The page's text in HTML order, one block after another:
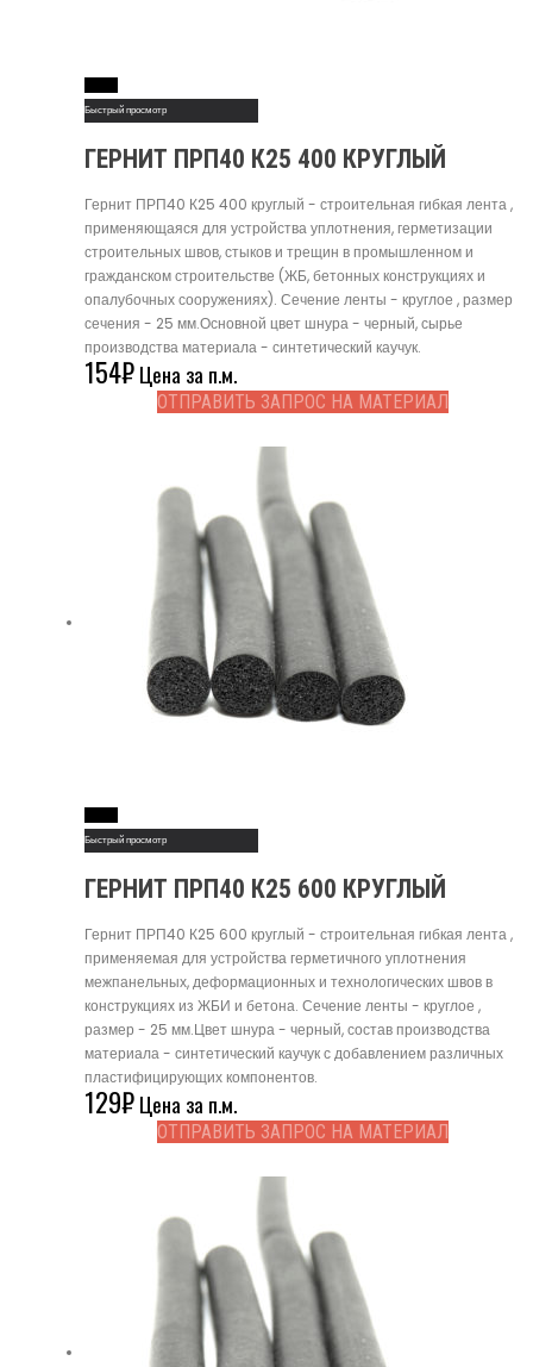
Быстрый просмотр
ГЕРНИТ ПРП40 К25 400 КРУГЛЫЙ
Гернит ПРП40 К25 400 круглый - строительная гибкая лента ,
применяющаяся для устройства уплотнения, герметизации
строительных швов, стыков и трещин в промышленном и
гражданском строительстве (ЖБ, бетонных конструкциях и
опалубочных сооружениях). Сечение ленты - круглое , размер
сечения - 25 мм.Основной цвет шнура - черный, сырье
производства материала - синтетический каучук.
154₽Цена за п.м.
ОТПРАВИТЬ ЗАПРОС НА МАТЕРИАЛ
Быстрый просмотр
ГЕРНИТ ПРП40 К25 600 КРУГЛЫЙ
Гернит ПРП40 К25 600 круглый - строительная гибкая лента ,
применяемая для устройства герметичного уплотнения
межпанельных, деформационных и технологических швов в
конструкциях из ЖБИ и бетона. Сечение ленты - круглое ,
размер - 25 мм.Цвет шнура - черный, состав производства
материала - синтетический каучук с добавлением различных
пластифицирующих компонентов.
129₽Цена за п.м.
ОТПРАВИТЬ ЗАПРОС НА МАТЕРИАЛ